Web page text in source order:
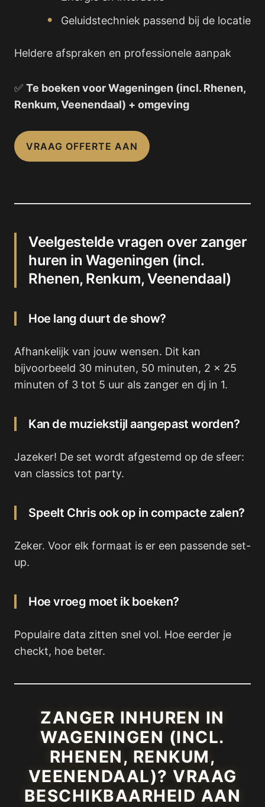
Geluidstechniek passend bij de locatie
Heldere afspraken en professionele aanpak
✅ Te boeken voor Wageningen (incl. Rhenen,
Renkum, Veenendaal) + omgeving
VRAAG OFFERTE AAN
Veelgestelde vragen over zanger
huren in Wageningen (incl.
Rhenen, Renkum, Veenendaal)
Hoe lang duurt de show?
Afhankelijk van jouw wensen. Dit kan
bijvoorbeeld 30 minuten, 50 minuten, 2 x 25
minuten of 3 tot 5 uur als zanger en dj in 1.
Kan de muziekstijl aangepast worden?
Jazeker! De set wordt afgestemd op de sfeer:
van classics tot party.
Speelt Chris ook op in compacte zalen?
Zeker. Voor elk formaat is er een passende set-
up.
Hoe vroeg moet ik boeken?
Populaire data zitten snel vol. Hoe eerder je
checkt, hoe beter.
ZANGER INHUREN IN
WAGENINGEN (INCL.
RHENEN, RENKUM,
VEENENDAAL)? VRAAG
BESCHIKBAARHEID AAN